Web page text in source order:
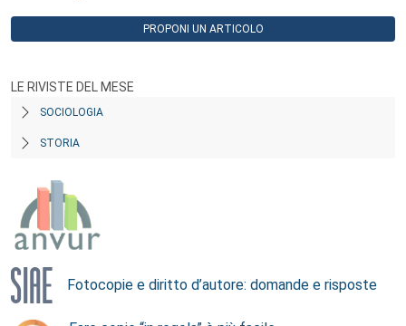
PROPONI UN ARTICOLO
LE RIVISTE DEL MESE
SOCIOLOGIA
STORIA
Fotocopie e diritto d’autore: domande e risposte